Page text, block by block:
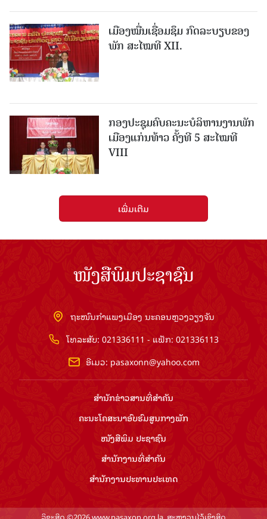
ເມືອງ​ໝື່ນເຊື່ອມຊຶມ ກົດລະບຽບຂອງ
ພັກ ສະໄໝທີ XII.
ກອງປະຊຸມຄົບຄະນະບໍລິຫານງານພັກ
ເມືອງແກ່ນ​ທ້າວ ຄັ້ງທີ 5 ສະໄໝທີ
VIII
ເພີ່ມເຕີມ
ໜັງສືພິມປະຊາຊົນ
ຖະໜົນກຳແພງເມືອງ ນະຄອນຫຼວງວຽງຈັນ
ໂທລະສັບ: 021336111 - ແຟັກ: 021336113
ອີເມວ: pasaxonn@yahoo.com
ສຳ​ນັກ​ຂ່າວ​ສານ​ທີ່​ສຳ​ຄັນ​
ຄະນະໂຄສະນາອົບຮົມ​ສູນ​ກາງ​ພັກ
ໜັງສືພິມ ປະ​ຊາ​ຊົນ
ສຳ​ນັກ​ງານ​ທີ່​ສຳ​ຄັນ
ສຳ​ນັກ​ງານ​ປະ​ທານ​ປະ​ເທດ